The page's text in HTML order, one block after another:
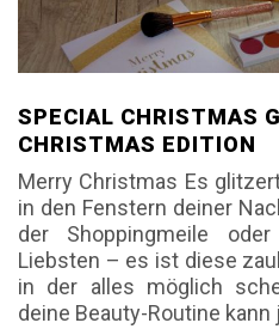
SPECIAL CHRISTMAS
CHRISTMAS EDITION
Merry Christmas Es
in den Fenstern deiner
der Shoppingmeile
Liebsten – es ist diese
in der alles möglich
deine Beauty-Routine